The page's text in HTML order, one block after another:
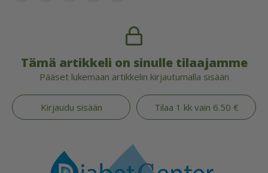
Tämä artikkeli on sinulle tilaajamme
Pääset lukemaan artikkelin kirjautumalla sisään
Kirjaudu sisään Tilaa 1 kk vain 6.50 €